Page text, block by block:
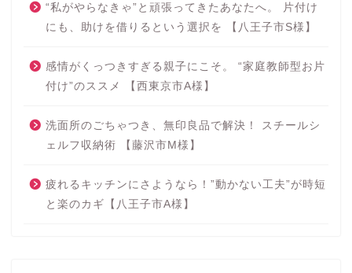
“私がやらなきゃ”と頑張ってきたあなたへ。 片付け
にも、助けを借りるという選択を 【八王子市S様】
感情がくっつきすぎる親子にこそ。 “家庭教師型お片
付け”のススメ 【西東京市A様】
洗面所のごちゃつき、無印良品で解決！ スチールシ
ェルフ収納術 【藤沢市M様】
疲れるキッチンにさようなら！”動かない工夫”が時短
と楽のカギ【八王子市A様】